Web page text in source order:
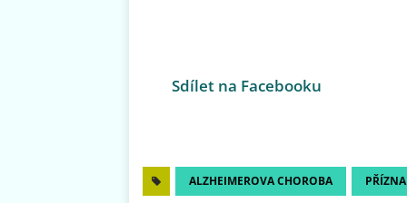
Sdílet na Facebooku
ALZHEIMEROVA CHOROBA